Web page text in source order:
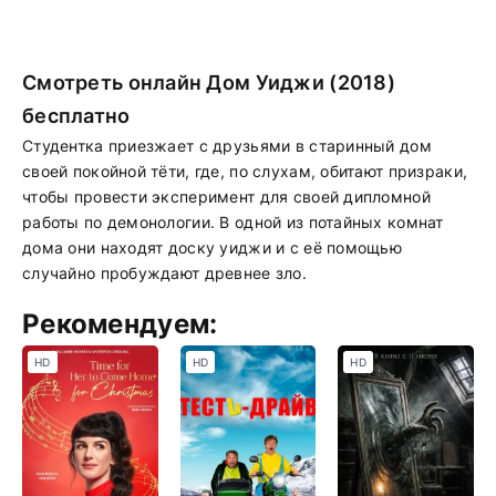
Смотреть онлайн Дом Уиджи (2018)
бесплатно
Студентка приезжает с друзьями в старинный дом
своей покойной тёти, где, по слухам, обитают призраки,
чтобы провести эксперимент для своей дипломной
работы по демонологии. В одной из потайных комнат
дома они находят доску уиджи и с её помощью
случайно пробуждают древнее зло.
Рекомендуем:
HD HD HD